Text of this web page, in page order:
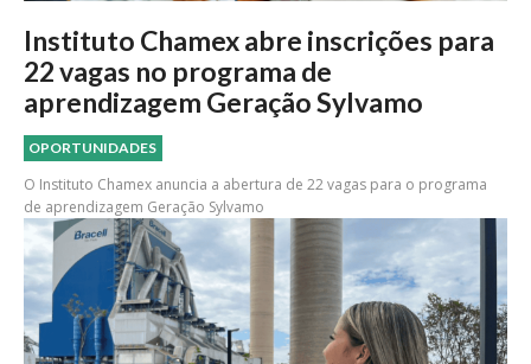
Instituto Chamex abre inscrições para
22 vagas no programa de
aprendizagem Geração Sylvamo
OPORTUNIDADES
O Instituto Chamex anuncia a abertura de 22 vagas para o programa
de aprendizagem Geração Sylvamo